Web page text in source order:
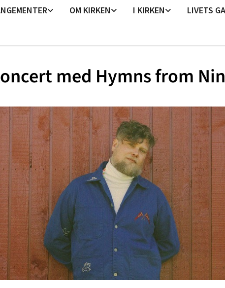
OM KIRKEN I KIRKEN LIVETS
med Hymns from